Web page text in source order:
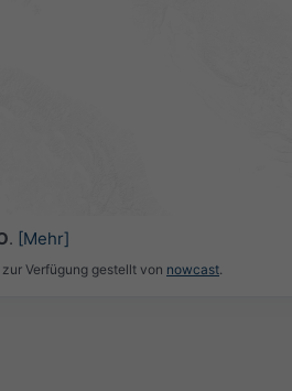
. [Mehr]
Verfügung gestellt von nowcast.